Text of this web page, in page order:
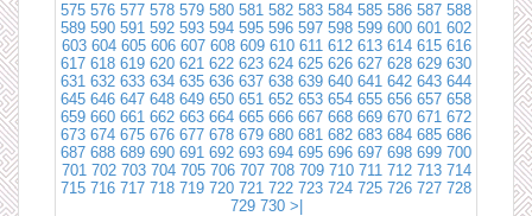
575 576 577 578 579 580 581 582 583 584 585 586 587 588
589 590 591 592 593 594 595 596 597 598 599 600 601 602
603 604 605 606 607 608 609 610 611 612 613 614 615 616
617 618 619 620 621 622 623 624 625 626 627 628 629 630
631 632 633 634 635 636 637 638 639 640 641 642 643 644
645 646 647 648 649 650 651 652 653 654 655 656 657 658
659 660 661 662 663 664 665 666 667 668 669 670 671 672
673 674 675 676 677 678 679 680 681 682 683 684 685 686
687 688 689 690 691 692 693 694 695 696 697 698 699 700
701 702 703 704 705 706 707 708 709 710 711 712 713 714
715 716 717 718 719 720 721 722 723 724 725 726 727 728
729 730 >|